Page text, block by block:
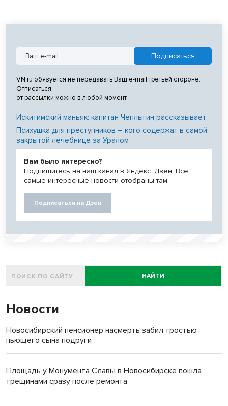
VN.ru обязуется не передавать Ваш e-mail третьей стороне.
Отписаться
от рассылки можно в любой момент
Искитимский маньяк: капитан Чеплыгин рассказывает
Психушка для преступников – кого содержат в самой
закрытой лечебнице за Уралом
Вам было интересно?
Подпишитесь на наш канал в Яндекс. Дзен. Все
самые интересные новости отобраны там.
Подписаться на Дзен
НАЙТИ
Новости
Новосибирский пенсионер насмерть забил тростью
пьющего сына подруги
Площадь у Монумента Славы в Новосибирске пошла
трещинами сразу после ремонта